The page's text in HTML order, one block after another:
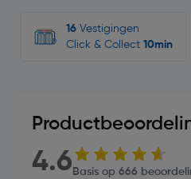
16 Vestigingen
Click & Collect 10min
4.6 Basis op 666